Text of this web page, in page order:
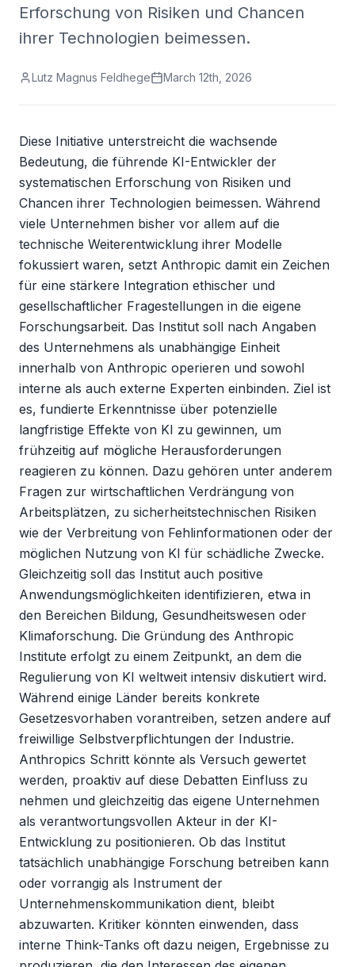
Erforschung von Risiken und Chancen
ihrer Technologien beimessen.
Lutz Magnus Feldhege March 12th, 2026
Diese Initiative unterstreicht die wachsende
Bedeutung, die führende KI-Entwickler der
systematischen Erforschung von Risiken und
Chancen ihrer Technologien beimessen. Während
viele Unternehmen bisher vor allem auf die
technische Weiterentwicklung ihrer Modelle
fokussiert waren, setzt Anthropic damit ein Zeichen
für eine stärkere Integration ethischer und
gesellschaftlicher Fragestellungen in die eigene
Forschungsarbeit. Das Institut soll nach Angaben
des Unternehmens als unabhängige Einheit
innerhalb von Anthropic operieren und sowohl
interne als auch externe Experten einbinden. Ziel ist
es, fundierte Erkenntnisse über potenzielle
langfristige Effekte von KI zu gewinnen, um
frühzeitig auf mögliche Herausforderungen
reagieren zu können. Dazu gehören unter anderem
Fragen zur wirtschaftlichen Verdrängung von
Arbeitsplätzen, zu sicherheitstechnischen Risiken
wie der Verbreitung von Fehlinformationen oder der
möglichen Nutzung von KI für schädliche Zwecke.
Gleichzeitig soll das Institut auch positive
Anwendungsmöglichkeiten identifizieren, etwa in
den Bereichen Bildung, Gesundheitswesen oder
Klimaforschung. Die Gründung des Anthropic
Institute erfolgt zu einem Zeitpunkt, an dem die
Regulierung von KI weltweit intensiv diskutiert wird.
Während einige Länder bereits konkrete
Gesetzesvorhaben vorantreiben, setzen andere auf
freiwillige Selbstverpflichtungen der Industrie.
Anthropics Schritt könnte als Versuch gewertet
werden, proaktiv auf diese Debatten Einfluss zu
nehmen und gleichzeitig das eigene Unternehmen
als verantwortungsvollen Akteur in der KI-
Entwicklung zu positionieren. Ob das Institut
tatsächlich unabhängige Forschung betreiben kann
oder vorrangig als Instrument der
Unternehmenskommunikation dient, bleibt
abzuwarten. Kritiker könnten einwenden, dass
interne Think-Tanks oft dazu neigen, Ergebnisse zu